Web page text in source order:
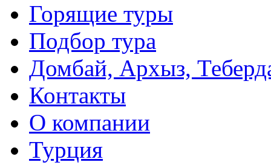
Горящие туры
Подбор тура
Домбай, Архыз,
Контакты
О компании
Турция